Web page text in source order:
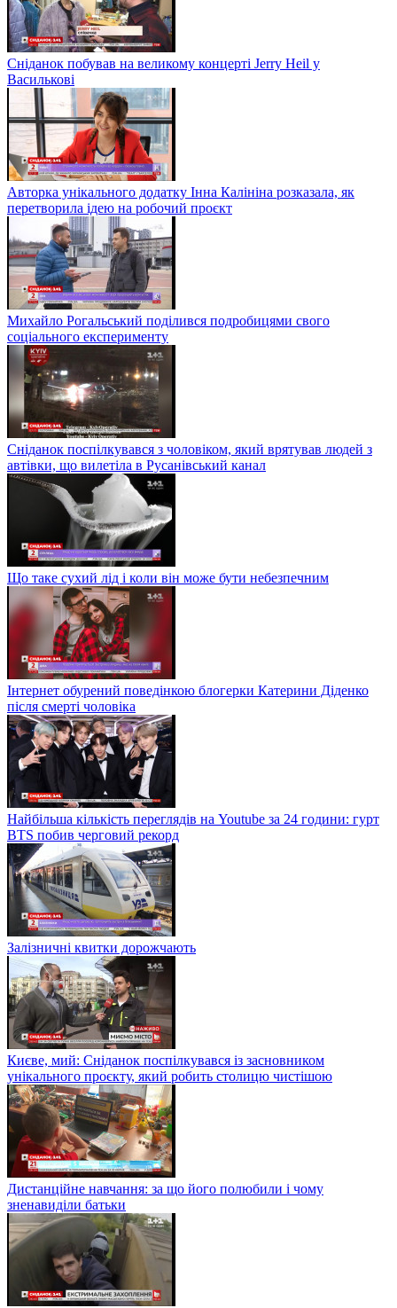
Сніданок побував на великому концерті Jerry Heil у
Василькові
Авторка унікального додатку Інна Калініна розказала, як
перетворила ідею на робочий проєкт
Михайло Рогальський поділився подробицями свого
соціального експерименту
Сніданок поспілкувався з чоловіком, який врятував людей з
автівки, що вилетіла в Русанівський канал
Що таке сухий лід і коли він може бути небезпечним
Інтернет обурений поведінкою блогерки Катерини Діденко
після смерті чоловіка
Найбільша кількість переглядів на Youtube за 24 години: гурт
BTS побив черговий рекорд
Залізничні квитки дорожчають
Києве, мий: Сніданок поспілкувався із засновником
унікального проєкту, який робить столицю чистішою
Дистанційне навчання: за що його полюбили і чому
зненавиділи батьки